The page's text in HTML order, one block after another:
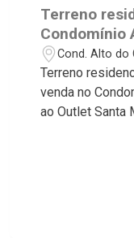
Terreno
Condomínio
ao Outlet
Preto/SP.
Cond. Alto do
Preto/SP
Terreno
venda no
ao Outlet Santa
Martinelli
308m² de área
fechado - Portaria 24hrs